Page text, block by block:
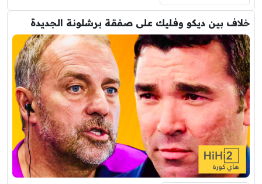
خلاف بين ديكو وفليك على صفقة برشلونة الجديدة